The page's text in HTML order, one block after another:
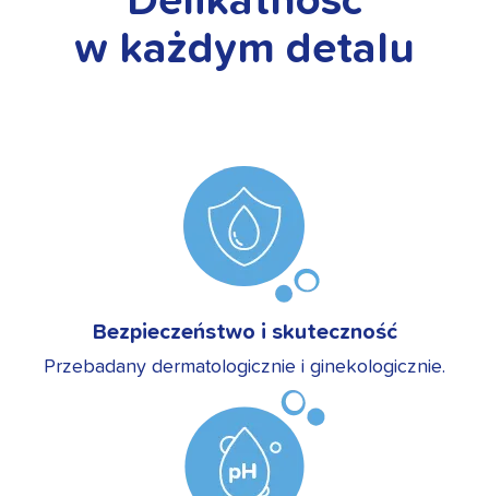
w każdym detalu
Bezpieczeństwo i skuteczność
Przebadany dermatologicznie i ginekologicznie.